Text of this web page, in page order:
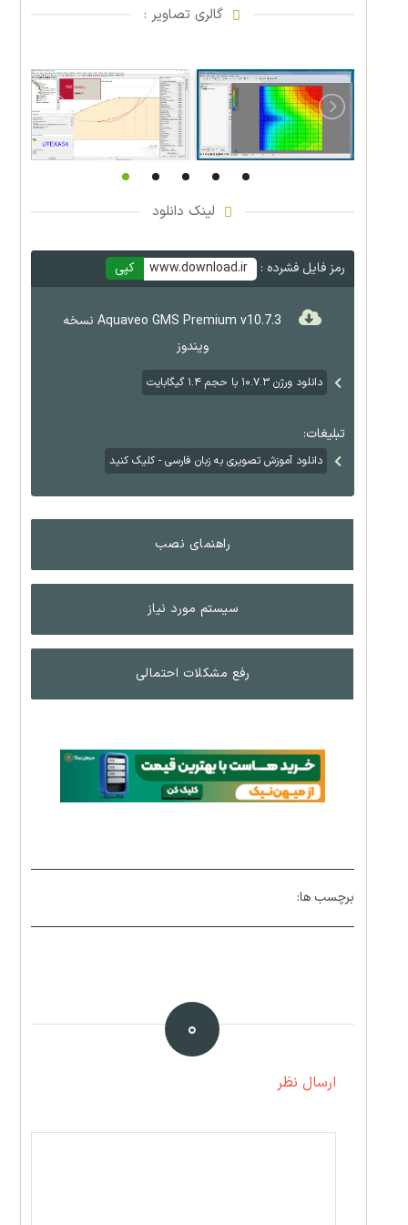
گالری تصاویر :
لینک دانلود
رمز فایل فشرده : www.download.ir کپی
Aquaveo GMS Premium v10.7.3 نسخه
ویندوز
دانلود ورژن ۱۰.۷.۳ با حجم ۱.۴ گیگابایت
تبلیغات:
دانلود آموزش تصویری به زبان فارسی - کلیک کنید
راهنمای نصب
سیستم مورد نیاز
رفع مشکلات احتمالی
برچسب ها:
۰
ارسال نظر